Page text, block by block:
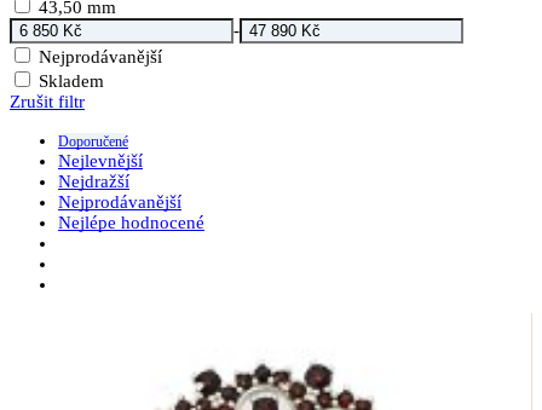
43,50 mm
-
Nejprodávanější
Skladem
Zrušit filtr
Doporučené
Nejlevnější
Nejdražší
Nejprodávanější
Nejlépe hodnocené